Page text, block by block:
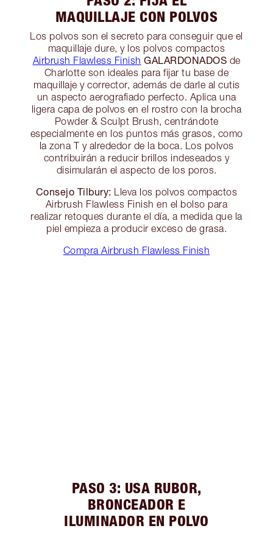
MAQUILLAJE CON POLVOS
Los polvos son el secreto para conseguir que el
maquillaje dure, y los polvos compactos
Airbrush Flawless Finish GALARDONADOS de
Charlotte son ideales para fijar tu base de
maquillaje y corrector, además de darle al cutis
un aspecto aerografiado perfecto. Aplica una
ligera capa de polvos en el rostro con la brocha
Powder & Sculpt Brush, centrándote
especialmente en los puntos más grasos, como
la zona T y alrededor de la boca. Los polvos
contribuirán a reducir brillos indeseados y
disimularán el aspecto de los poros.
Consejo Tilbury: Lleva los polvos compactos
Airbrush Flawless Finish en el bolso para
realizar retoques durante el día, a medida que la
piel empieza a producir exceso de grasa.
Compra Airbrush Flawless Finish
PASO 3: USA RUBOR,
BRONCEADOR E
ILUMINADOR EN POLVO